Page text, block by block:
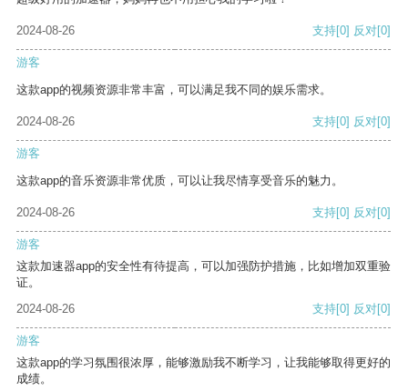
2024-08-26 支持[0] 反对[0]
游客
这款app的视频资源非常丰富，可以满足我不同的娱乐需求。
2024-08-26 支持[0] 反对[0]
游客
这款app的音乐资源非常优质，可以让我尽情享受音乐的魅力。
2024-08-26 支持[0] 反对[0]
游客
这款加速器app的安全性有待提高，可以加强防护措施，比如增加双重验
证。
2024-08-26
支持[0] 反对[0]
游客
这款app的学习氛围很浓厚，能够激励我不断学习，让我能够取得更好的
成绩。